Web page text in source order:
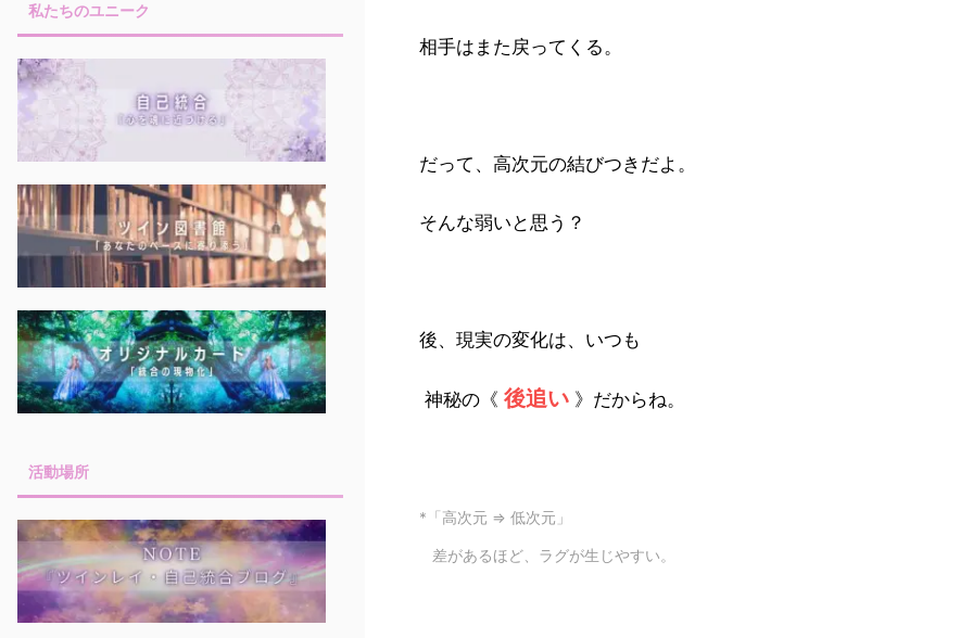
相手はまた戻ってくる。
だって、高次元の結びつきだよ。
そんな弱いと思う？
後、現実の変化は、いつも
神秘の《 後追い 》だからね。
*「高次元 ⇒ 低次元」
差があるほど、ラグが生じやすい。
私たちのユニーク
活動場所